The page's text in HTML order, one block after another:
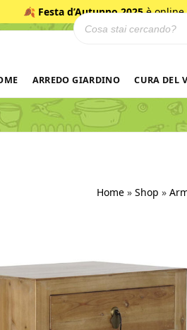
🍂 Festa d’Autunno 2025è online
Ricerca prodotti
ARREDO GIARDINO CURA DEL
Home » Shop »